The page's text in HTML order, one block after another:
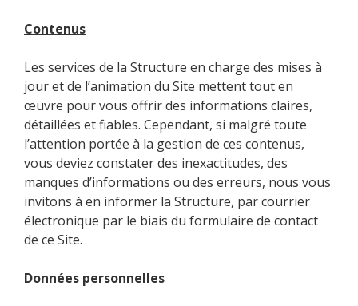
Contenus
Les services de la Structure en charge des mises à
jour et de l’animation du Site mettent tout en
œuvre pour vous offrir des informations claires,
détaillées et fiables. Cependant, si malgré toute
l’attention portée à la gestion de ces contenus,
vous deviez constater des inexactitudes, des
manques d’informations ou des erreurs, nous vous
invitons à en informer la Structure, par courrier
électronique par le biais du formulaire de contact
de ce Site.
Données personnelles